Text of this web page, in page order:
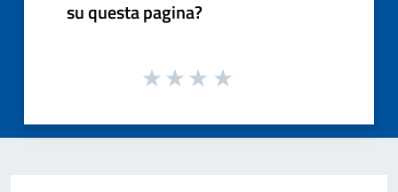
su questa pagina?